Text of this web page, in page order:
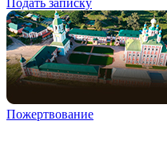
Подать записку
Пожертвование